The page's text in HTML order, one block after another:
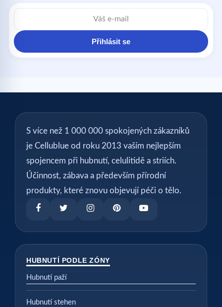
Přihlásit se
S více než 1 000 000 spokojených zákazníků
je Cellublue od roku 2013 vaším nejlepším
spojencem při hubnutí, celulitidě a striích.
Účinnost, zábava a především přírodní
produkty, které znovu objevují péči o tělo.
HUBNUTÍ PODLE ZÓNY
Hubnutí paží
Hubnutí stehen